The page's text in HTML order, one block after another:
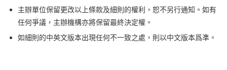
主辦單位保留更改以上條款及細則的權利，恕不另行通知。如有
任何爭議，主辦機構亦將保留最終決定權。
如細則的中英文版本出現任何不一致之處，則以中文版本爲凖。